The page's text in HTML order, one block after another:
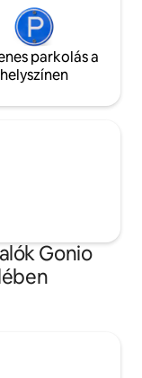
parkolás a
helyszínen
Gonio